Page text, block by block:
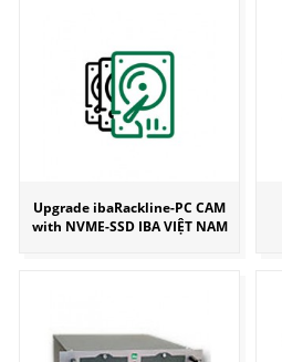
Upgrade ibaRackline-PC CAM
with NVME-SSD IBA VIỆT NAM